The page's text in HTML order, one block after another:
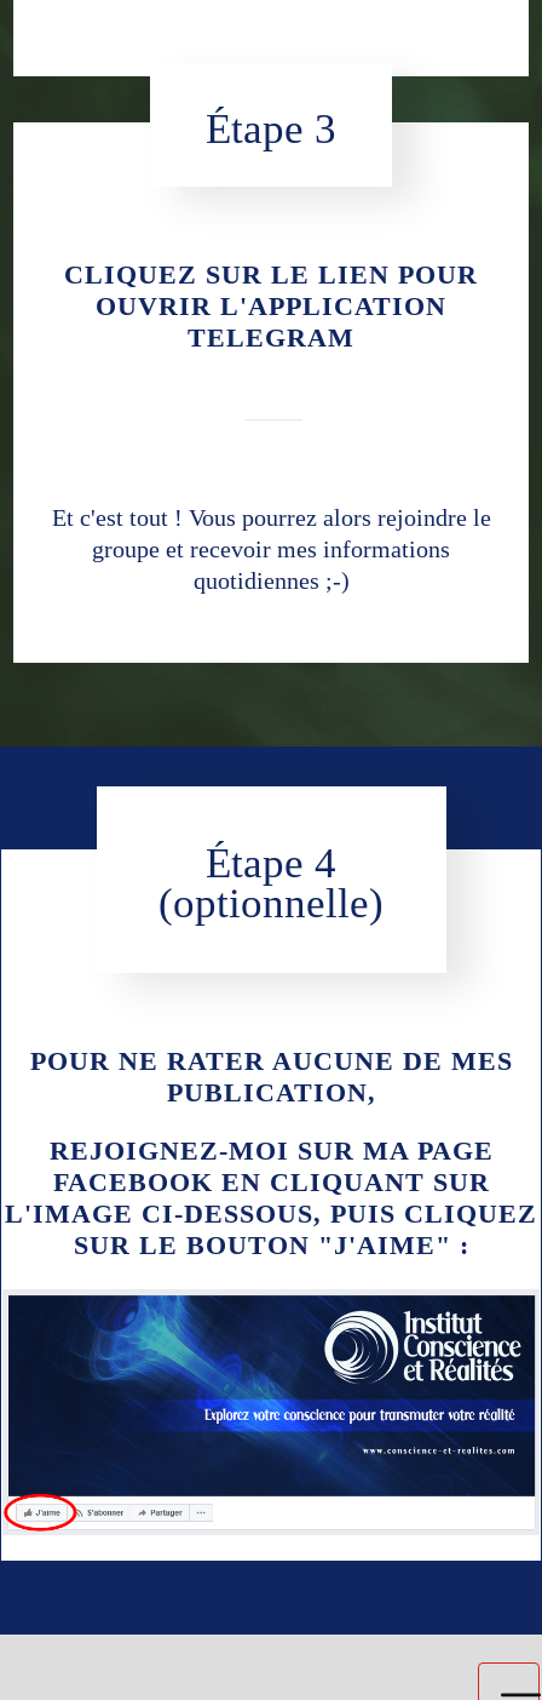
Étape 3
CLIQUEZ SUR LE LIEN POUR
OUVRIR L'APPLICATION
TELEGRAM
Et c'est tout ! Vous pourrez alors rejoindre le
groupe et recevoir mes informations
quotidiennes ;-)
Étape 4
(optionnelle)
POUR NE RATER AUCUNE DE MES
PUBLICATION,
REJOIGNEZ-MOI SUR MA PAGE
FACEBOOK EN CLIQUANT SUR
L'IMAGE CI-DESSOUS, PUIS CLIQUEZ
SUR LE BOUTON "J'AIME" :